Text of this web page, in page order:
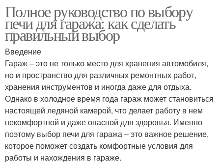
Полное руководство по выбору
печи для гаража: как сделать
правильный выбор
Введение
Гараж – это не только место для хранения автомобиля,
но и пространство для различных ремонтных работ,
хранения инструментов и иногда даже для отдыха.
Однако в холодное время года гараж может становиться
настоящей ледяной камерой, что делает работу в нем
некомфортной и даже опасной для здоровья. Именно
поэтому выбор печи для гаража – это важное решение,
которое поможет создать комфортные условия для
работы и нахождения в гараже.